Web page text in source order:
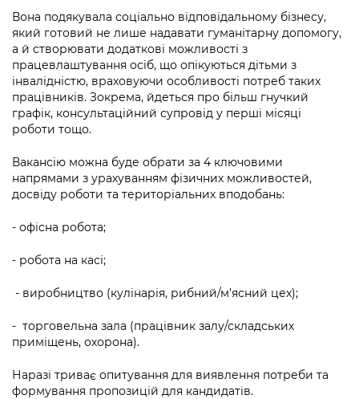
Kyiv International Relations
Річні звіти
Гендерна політика
Безбар'єрність
Київська міська військова адміністрація
Портал Захисників та Захисниць
Безбар'єрність
Портал послуг
Міський застосунок Київ Цифровий
Важливе під час воєнного стану
Портал даних Києва
Публічні дашборди
Вона подякувала соціально відповідальному бізнесу,
який готовий не лише надавати гуманітарну допомогу,
а й створювати додаткові можливості з
працевлаштування осіб, що опікуються дітьми з
інвалідністю, враховуючи особливості потреб таких
працівників. Зокрема, йдеться про більш гнучкий
графік, консультаційний супровід у перші місяці
роботи тощо.
Вакансію можна буде обрати за 4 ключовими
напрямами з урахуванням фізичних можливостей,
досвіду роботи та територіальних вподобань:
- офісна робота;
- робота на касі;
- виробництво (кулінарія, рибний/м’ясний цех);
- торговельна зала (працівник залу/складських
приміщень, охорона).
Наразі триває опитування для виявлення потреби та
формування пропозицій для кандидатів.